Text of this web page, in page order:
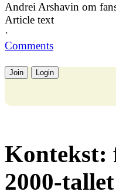
Andrei Arshavin om
Article text
·
Comments
Join Login
Kontekst:
2000-tallet